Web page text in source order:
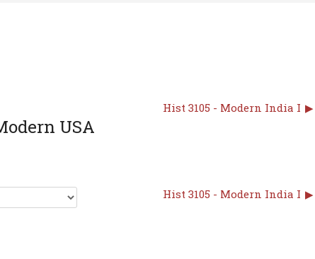
Hist 3105 - Modern India I ▶︎
USA
Hist 3105 - Modern India I ▶︎